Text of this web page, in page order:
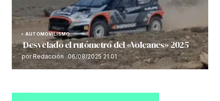
AUTOMOVILISMO
Desvelado el rutómetro del «Volcanes» 2025
por Redacción 06/08/2025 21:01